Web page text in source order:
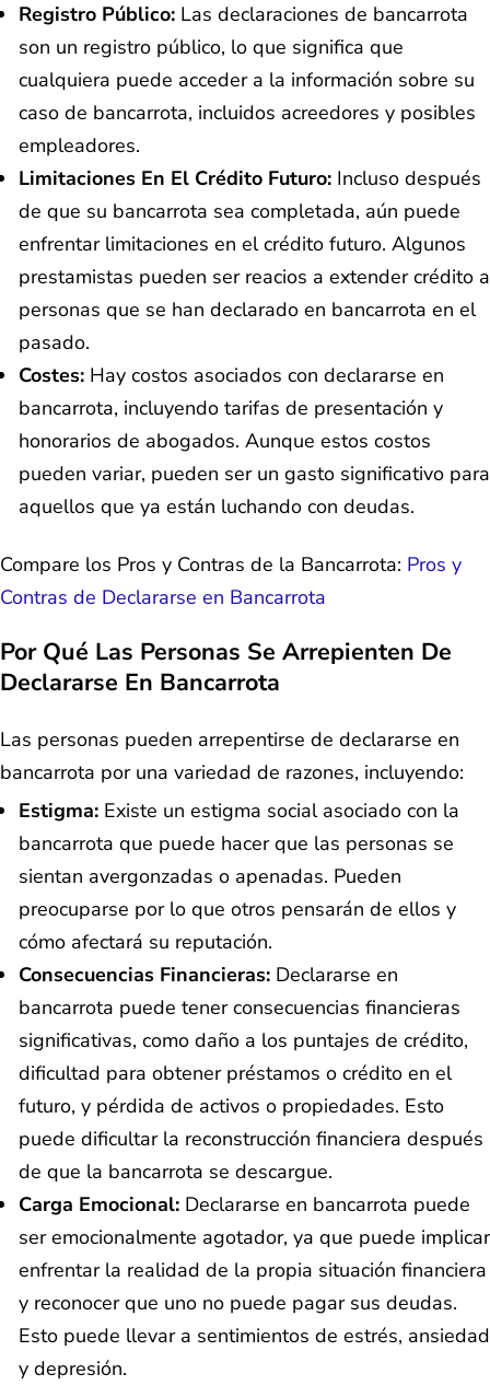
Registro Público: Las declaraciones de bancarrota
son un registro público, lo que significa que
cualquiera puede acceder a la información sobre su
caso de bancarrota, incluidos acreedores y posibles
empleadores.
Limitaciones En El Crédito Futuro: Incluso después
de que su bancarrota sea completada, aún puede
enfrentar limitaciones en el crédito futuro. Algunos
prestamistas pueden ser reacios a extender crédito a
personas que se han declarado en bancarrota en el
pasado.
Costes: Hay costos asociados con declararse en
bancarrota, incluyendo tarifas de presentación y
honorarios de abogados. Aunque estos costos
pueden variar, pueden ser un gasto significativo para
aquellos que ya están luchando con deudas.
Compare los Pros y Contras de la Bancarrota: Pros y
Contras de Declararse en Bancarrota
Por Qué Las Personas Se Arrepienten De
Declararse En Bancarrota
Las personas pueden arrepentirse de declararse en
bancarrota por una variedad de razones, incluyendo:
Estigma: Existe un estigma social asociado con la
bancarrota que puede hacer que las personas se
sientan avergonzadas o apenadas. Pueden
preocuparse por lo que otros pensarán de ellos y
cómo afectará su reputación.
Consecuencias Financieras: Declararse en
bancarrota puede tener consecuencias financieras
significativas, como daño a los puntajes de crédito,
dificultad para obtener préstamos o crédito en el
futuro, y pérdida de activos o propiedades. Esto
puede dificultar la reconstrucción financiera después
de que la bancarrota se descargue.
Carga Emocional: Declararse en bancarrota puede
ser emocionalmente agotador, ya que puede implicar
enfrentar la realidad de la propia situación financiera
y reconocer que uno no puede pagar sus deudas.
Esto puede llevar a sentimientos de estrés, ansiedad
y depresión.